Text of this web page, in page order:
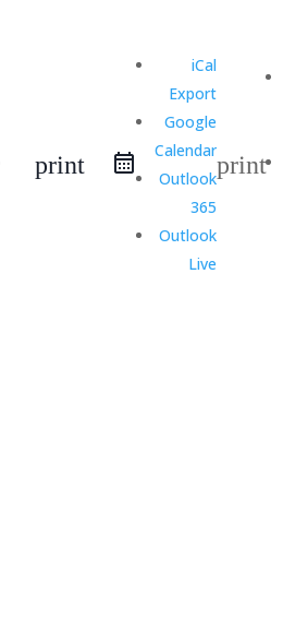
print
iCal
Export
Google
Calendar
Outlook
365
Outlook
Live
print